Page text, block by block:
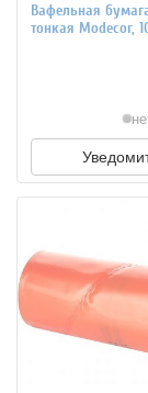
Вафельная
тонкая Modecor,